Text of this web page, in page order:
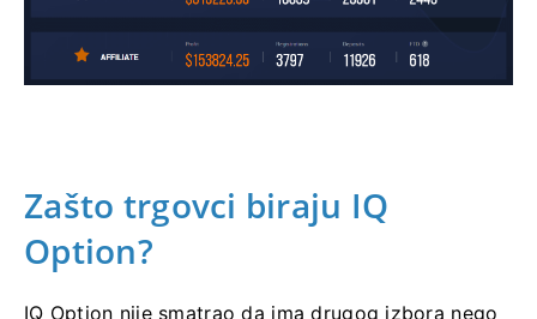
Zašto trgovci biraju IQ
Option?
IQ Option nije smatrao da ima drugog izbora nego